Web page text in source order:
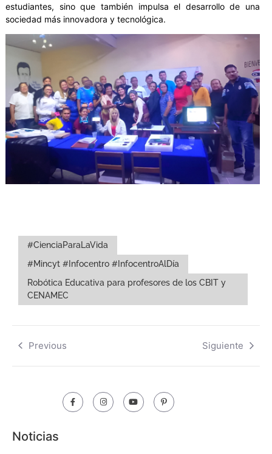
estudiantes, sino que también impulsa el desarrollo de una
sociedad más innovadora y tecnológica.
#CienciaParaLaVida
#Mincyt #Infocentro #InfocentroAlDía
Robótica Educativa para profesores de los CBIT y
CENAMEC
Previous Siguiente
Noticias